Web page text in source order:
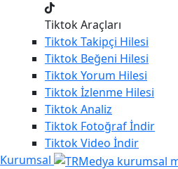
Tiktok Araçları
TiktokTakipçi Hilesi
Tiktok Beğeni Hilesi
TiktokYorum Hilesi
Tiktokİzlenme Hilesi
TiktokAnaliz
Tiktok Fotoğraf İndir
TiktokVideo İndir
Kurumsal